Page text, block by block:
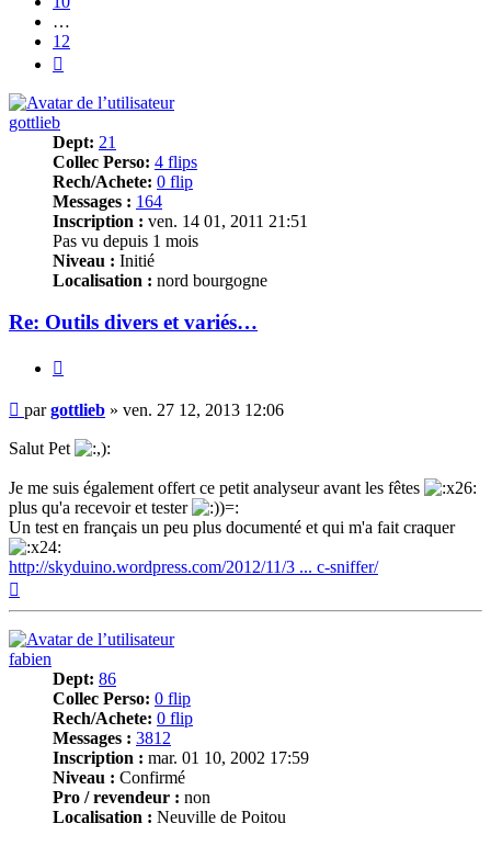
…
12
gottlieb
Dept: 21
Collec Perso: 4 flips
Rech/Achete: 0 flip
Messages : 164
Inscription : ven. 14 01, 2011 21:51
Pas vu depuis 1 mois
Niveau : Initié
Localisation : nord bourgogne
Re: Outils divers et variés…
Message
pargottlieb » ven. 27 12, 2013 12:06
Salut Pet
Je me suis également offert ce petit analyseur avant les fêtes
plus qu'a recevoir et tester
Un test en français un peu plus documenté et qui m'a fait craquer
http://skyduino.wordpress.com/2012/11/3 ... c-sniffer/
fabien
Dept: 86
Collec Perso: 0 flip
Rech/Achete: 0 flip
Messages : 3812
Inscription : mar. 01 10, 2002 17:59
Niveau : Confirmé
Pro / revendeur : non
Localisation : Neuville de Poitou